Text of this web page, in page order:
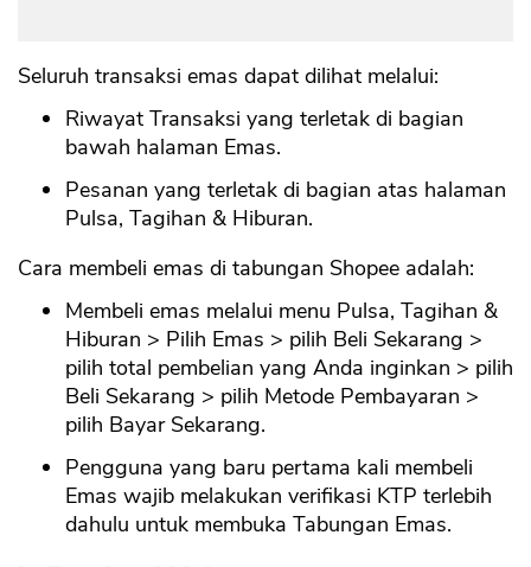
Seluruh transaksi emas dapat dilihat melalui:
Riwayat Transaksi yang terletak di bagian
bawah halaman Emas.
Pesanan yang terletak di bagian atas halaman
Pulsa, Tagihan & Hiburan.
Cara membeli emas di tabungan Shopee adalah:
Membeli emas melalui menu Pulsa, Tagihan &
Hiburan > Pilih Emas > pilih Beli Sekarang >
pilih total pembelian yang Anda inginkan > pilih
Beli Sekarang > pilih Metode Pembayaran >
pilih Bayar Sekarang.
Pengguna yang baru pertama kali membeli
Emas wajib melakukan verifikasi KTP terlebih
dahulu untuk membuka Tabungan Emas.